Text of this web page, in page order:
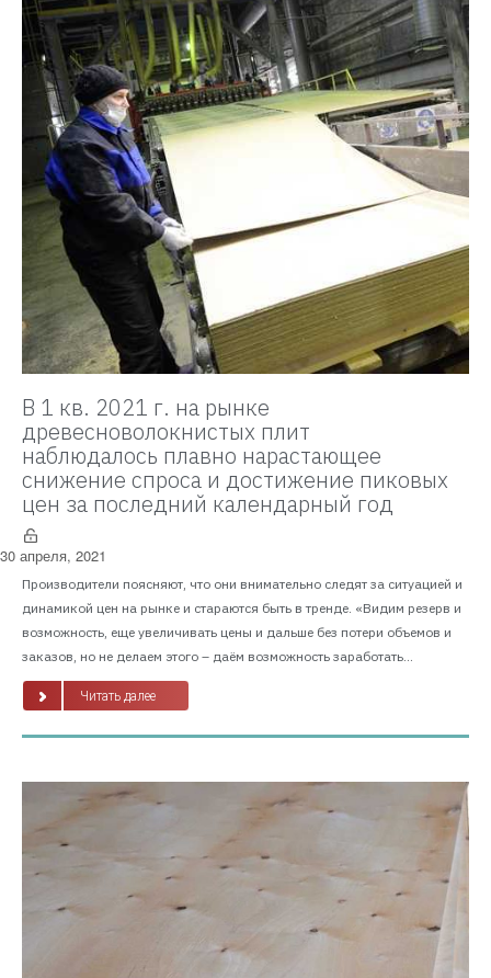
В 1 кв. 2021 г. на рынке
древесноволокнистых плит
наблюдалось плавно нарастающее
снижение спроса и достижение пиковых
цен за последний календарный год
30 апреля, 2021
Производители поясняют, что они внимательно следят за ситуацией и
динамикой цен на рынке и стараются быть в тренде. «Видим резерв и
возможность, еще увеличивать цены и дальше без потери объемов и
заказов, но не делаем этого – даём возможность заработать...
Читать далее